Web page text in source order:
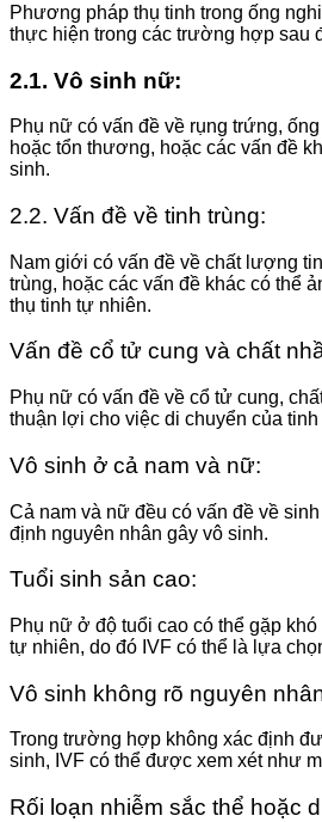
Phương pháp thụ tinh trong ống
thực hiện trong các trường hợp sau
2.1. Vô sinh nữ:
Phụ nữ có vấn đề về rụng trứng,
hoặc tổn thương, hoặc các vấn đề
sinh.
2.2. Vấn đề về tinh trùng:
Nam giới có vấn đề về chất lượng
trùng, hoặc các vấn đề khác có thể
thụ tinh tự nhiên.
Vấn đề cổ tử cung và chất
Phụ nữ có vấn đề về cổ tử cung,
thuận lợi cho việc di chuyển của tinh
Vô sinh ở cả nam và nữ:
Cả nam và nữ đều có vấn đề về
định nguyên nhân gây vô sinh.
Tuổi sinh sản cao:
Phụ nữ ở độ tuổi cao có thể gặp
tự nhiên, do đó IVF có thể là lựa
Vô sinh không rõ nguyên
Trong trường hợp không xác định
sinh, IVF có thể được xem xét như
Rối loạn nhiễm sắc thể hoặc